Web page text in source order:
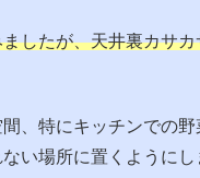
したが、天井裏カサ
、特にキッチンでの野
い場所に置くようにし